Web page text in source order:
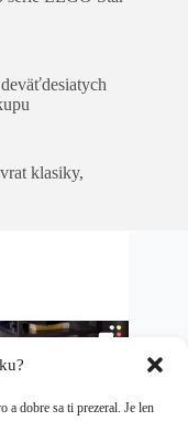
a dobre sa ti prezeral. Je len
klasiky,